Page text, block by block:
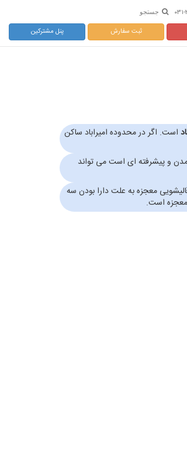
جستجو
ثبت سفارش پنل مشترکین
است. اگر در محدوده امیراباد ساکن
مدن و پیشرفته ای است می تواند
معجزه به علت دارا بودن سه